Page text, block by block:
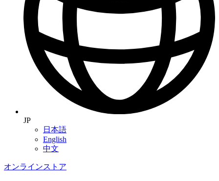
JP
日本語
English
中文
オンラインストア